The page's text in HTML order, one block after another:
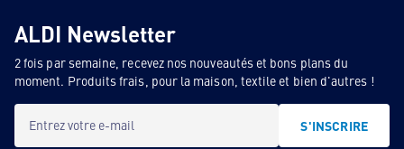
ALDI Newsletter
2 fois par semaine, recevez nos nouveautés et bons plans du
moment. Produits frais, pour la maison, textile et bien d'autres !
Entrez votre e-mail S'INSCRIRE